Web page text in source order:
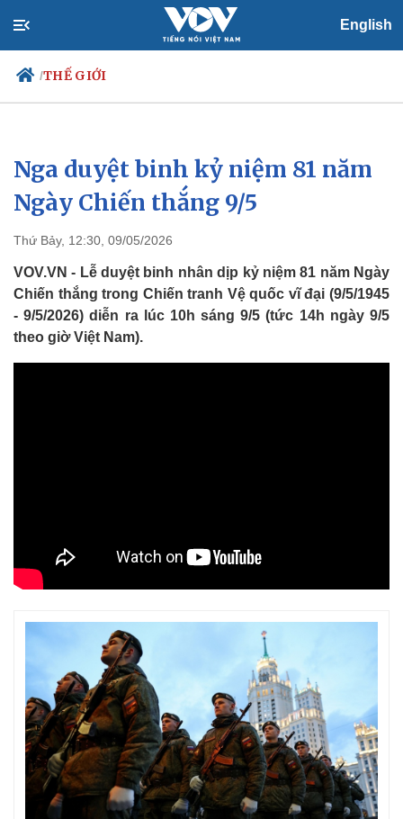
English
/THẾ GIỚI
Chính trị
Đảng
Tổ chức nhân sự
Nhận diện sự thật
Xã hội
Tin 24h
Dự báo thời tiết
Việc làm
Biển đảo
Nga duyệt binh kỷ niệm 81 năm
Ngày Chiến thắng 9/5
Thứ Bảy, 12:30, 09/05/2026
VOV.VN - Lễ duyệt binh nhân dịp kỷ niệm 81 năm Ngày
Chiến thắng trong Chiến tranh Vệ quốc vĩ đại (9/5/1945
- 9/5/2026) diễn ra lúc 10h sáng 9/5 (tức 14h ngày 9/5
theo giờ Việt Nam).